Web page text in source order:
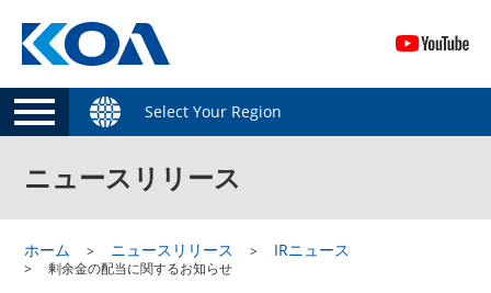
Select Your Region
ニュースリリース
ホーム ニュースリリース IRニュース
剰余金の配当に関するお知らせ